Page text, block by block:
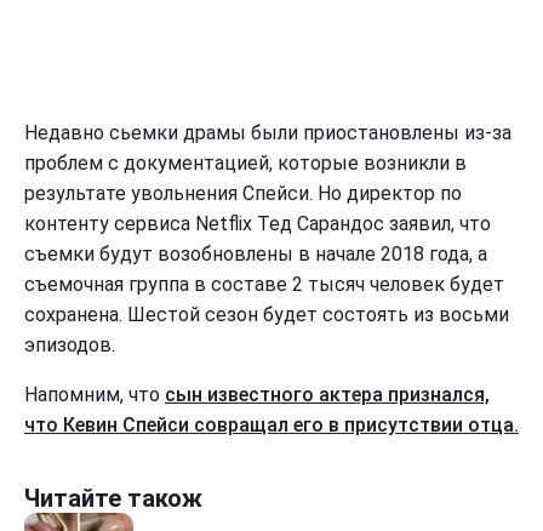
Недавно сьемки драмы были приостановлены из-за
проблем с документацией, которые возникли в
результате увольнения Спейси. Но директор по
контенту сервиса Netflix Тед Сарандос заявил, что
съемки будут возобновлены в начале 2018 года, а
съемочная группа в составе 2 тысяч человек будет
сохранена. Шестой сезон будет состоять из восьми
эпизодов.
Напомним, что сын известного актера признался,
что Кевин Спейси совращал его в присутствии отца.
Читайте також